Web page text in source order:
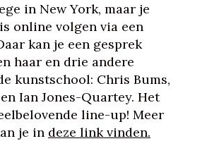
in New York, maar je
online volgen via een
kan je een gesprek
haar en drie andere
kunstschool: Chris Bums,
Ian Jones-Quartey. Het
line-up! Meer
je in deze link vinden.